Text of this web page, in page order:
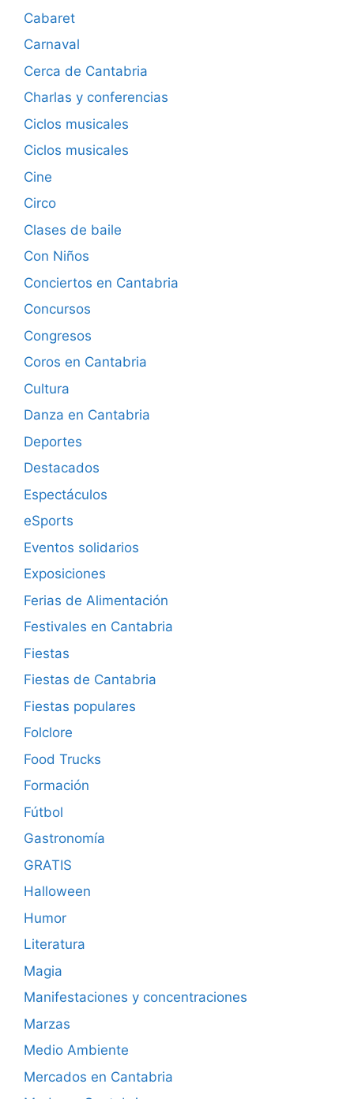
Cabaret
Carnaval
Cerca de Cantabria
Charlas y conferencias
Ciclos musicales
Ciclos musicales
Cine
Circo
Clases de baile
Con Niños
Conciertos en Cantabria
Concursos
Congresos
Coros en Cantabria
Cultura
Danza en Cantabria
Deportes
Destacados
Espectáculos
eSports
Eventos solidarios
Exposiciones
Ferias de Alimentación
Festivales en Cantabria
Fiestas
Fiestas de Cantabria
Fiestas populares
Folclore
Food Trucks
Formación
Fútbol
Gastronomía
GRATIS
Halloween
Humor
Literatura
Magia
Manifestaciones y concentraciones
Marzas
Medio Ambiente
Mercados en Cantabria